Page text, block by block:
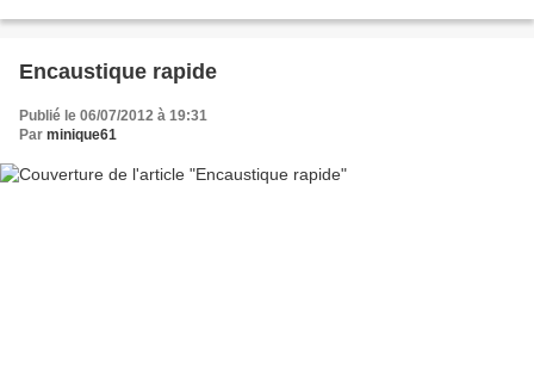
Encaustique rapide
Publié le 06/07/2012 à 19:31
Par minique61